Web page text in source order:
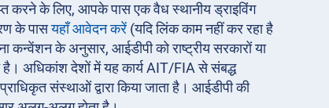
करने के लिए, आपके पास एक वैध स्थानीय ड्राइविंग
के पासयहाँ आवेदन करें (यदि लिंक काम नहीं कर रहा है
कन्वेंशन के अनुसार, आईडीपी को राष्ट्रीय सरकारों या
है। अधिकांश देशों में यह कार्य AIT/FIA से संबद्ध
संस्थाओं द्वारा किया जाता है। आईडीपी की